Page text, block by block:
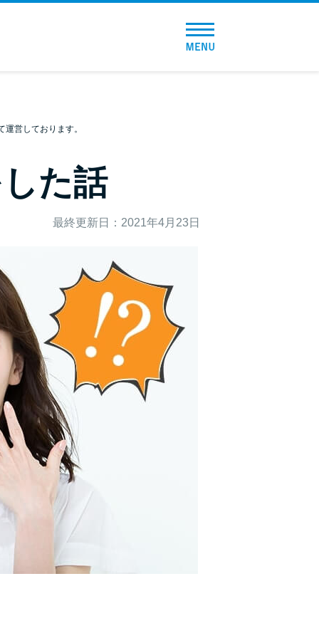
総合人気ランキング
とにかくすぐ借りたい方向け
バレずに借りたい方向け
利なコンテンツ
カードローン診断
カードローンQ&A
集ページ
リボ払いをそのまま払いきると損！
カードローンの見直しで40万円得した話
最速！最短40分で借りられるカードローン
特集ページ一覧
類や特徴で探す
営しております。
た話
最終更新日：2021年4月23日